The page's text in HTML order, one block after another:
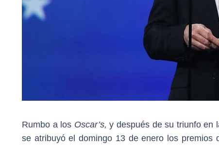
Rumbo a los Oscar’s, y después de su triunfo en
se atribuyó el domingo 13 de enero los premios